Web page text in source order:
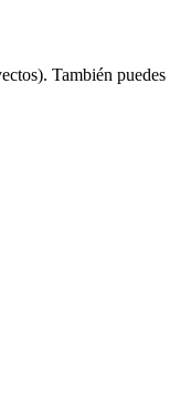
También puedes